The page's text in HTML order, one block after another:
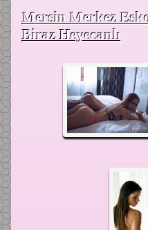
Mersin Merkez
Biraz Heyecanlı